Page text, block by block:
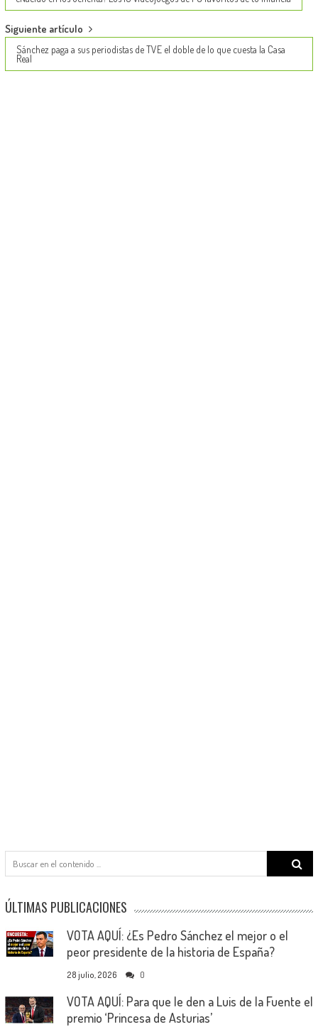
Siguiente artículo
Sánchez paga a sus periodistas de TVE el doble de lo que cuesta la Casa
Real
Search
for:
ÚLTIMAS PUBLICACIONES
VOTA AQUÍ: ¿Es Pedro Sánchez el mejor o el
peor presidente de la historia de España?
28 julio, 2026 0
VOTA AQUÍ: Para que le den a Luis de la Fuente el
premio ‘Princesa de Asturias’